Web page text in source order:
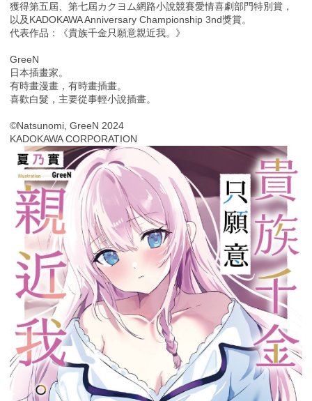
獲得第五屆、第七屆カクヨム網路小說競賽愛情喜劇部門特別賞，
以及KADOKAWA Anniversary Championship 3nd獎賞。
代表作品：《貴族千金只願意親近我。》
GreeN
日本插畫家。
有時畫漫畫，有時畫插畫。
喜歡白髮，主要從事輕小說插畫。
©Natsunomi, GreeN 2024
KADOKAWA CORPORATION